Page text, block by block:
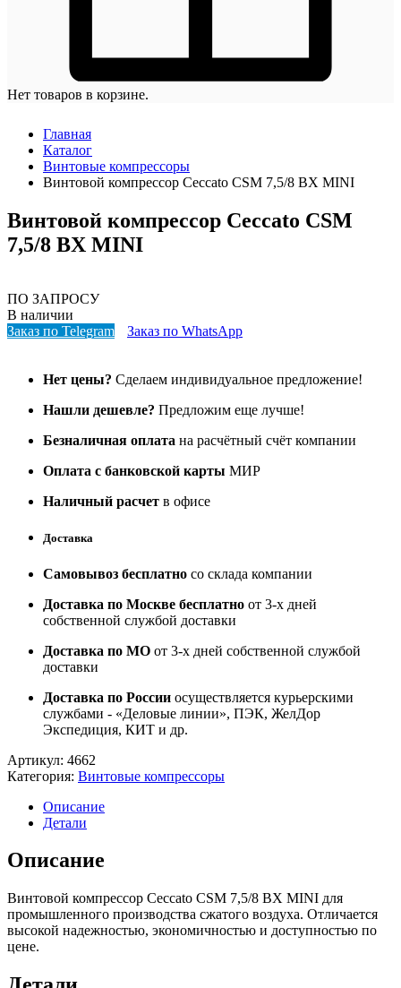
Нет товаров в корзине.
Главная
Каталог
Винтовые компрессоры
Винтовой компрессор Ceccato CSM 7,5/8 BX MINI
Винтовой компрессор Ceccato CSM
7,5/8 BX MINI
ПО ЗАПРОСУ
В наличии
Заказ по Telegram
Заказ по WhatsApp
Нет цены? Сделаем индивидуальное предложение!
Нашли дешевле? Предложим еще лучше!
Безналичная оплата на расчётный счёт компании
Оплата с банковской карты МИР
Наличный расчет в офисе
Доставка
Самовывоз бесплатно со склада компании
Доставка по Москве бесплатно от 3-х дней
собственной службой доставки
Доставка по МО от 3-х дней собственной службой
доставки
Доставка по России осуществляется курьерскими
службами - «Деловые линии», ПЭК, ЖелДор
Экспедиция, КИТ и др.
Артикул: 4662
Категория: Винтовые компрессоры
Описание
Детали
Описание
Винтовой компрессор Ceccato CSM 7,5/8 BX MINI для
промышленного производства сжатого воздуха. Отличается
высокой надежностью, экономичностью и доступностью по
цене.